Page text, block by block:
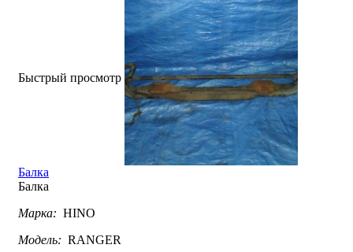
Быстрый просмотр
Балка
Балка
Марка: HINO
Модель: RANGER